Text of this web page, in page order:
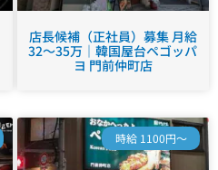
店長候補（正社員）募集 月給
32～35万｜韓国屋台ペゴッパ
ヨ 門前仲町店
時給 1100円～